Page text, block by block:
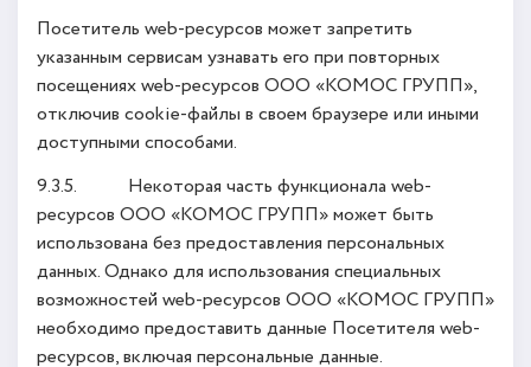
Посетитель web-ресурсов может запретить
указанным сервисам узнавать его при повторных
посещениях web-ресурсов ООО «КОМОС ГРУПП»,
отключив cookie-файлы в своем браузере или иными
доступными способами.
9.3.5. Некоторая часть функционала web-
ресурсов ООО «КОМОС ГРУПП» может быть
использована без предоставления персональных
данных. Однако для использования специальных
возможностей web-ресурсов ООО «КОМОС ГРУПП»
необходимо предоставить данные Посетителя web-
ресурсов, включая персональные данные.